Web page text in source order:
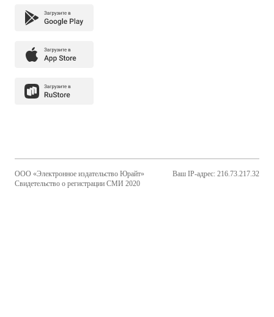
ООО «Электронное издательство Юрайт»
Свидетельство о регистрации СМИ 2020
Ваш IP-адрес: 216.73.217.32